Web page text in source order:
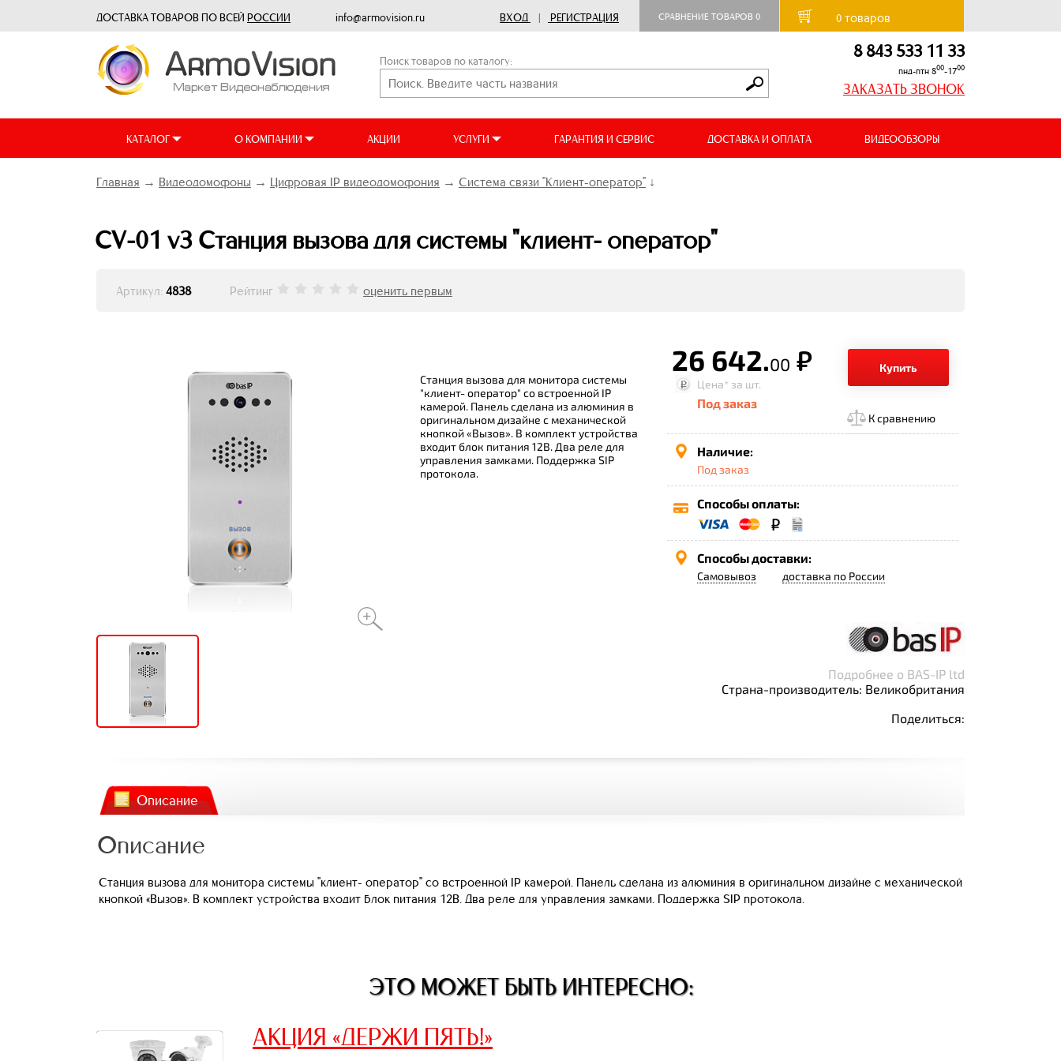
ДОСТАВКА ТОВАРОВ ПО ВСЕЙ РОССИИ info@armovision.ru ВХОД | РЕГИСТРАЦИЯ СРАВНЕНИЕ ТОВАРОВ 0 0товаров
Поиск товаров по каталогу: 8 843 533 11 33
пнд-птн 800-1700
ЗАКАЗАТЬ ЗВОНОК
КАТАЛОГ О КОМПАНИИ АКЦИИ УСЛУГИ ГАРАНТИЯ И СЕРВИС ДОСТАВКА И ОПЛАТА ВИДЕООБЗОРЫ
Главная → Видеодомофоны → Цифровая IP видеодомофония → Система связи "Клиент-оператор" ↓
CV-01 v3 Станция вызова для системы "клиент- оператор"
Артикул: 4838 Рейтинг оценить первым
Станция вызова для монитора системы
"клиент- оператор" со встроенной IP
камерой. Панель сделана из алюминия в
оригинальном дизайне с механической
кнопкой «Вызов». В комплект устройства
входит блок питания 12В. Два реле для
управления замками. Поддержка SIP
протокола.
26 642.00 р.
Купить
Цена* за шт.
Под заказ
К сравнению
Наличие:
Под заказ
Способы оплаты:
Способы доставки:
Самовывоз доставка по России
Подробнее о BAS-IP ltd
Страна-производитель: Великобритания
Поделиться:
Описание
Описание
Станция вызова для монитора системы "клиент- оператор" со встроенной IP камерой. Панель сделана из алюминия в оригинальном дизайне с механической
кнопкой «Вызов». В комплект устройства входит блок питания 12В. Два реле для управления замками. Поддержка SIP протокола.
ЭТО МОЖЕТ БЫТЬ ИНТЕРЕСНО:
АКЦИЯ «ДЕРЖИ ПЯТЬ!»